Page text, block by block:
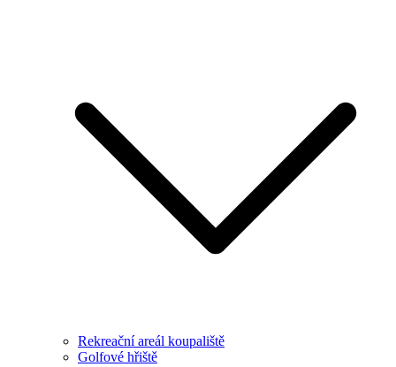
Rekreační areál koupaliště
Golfové hřiště